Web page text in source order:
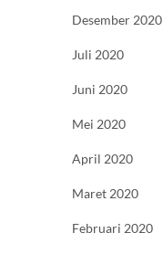
Desember 2020
Juli 2020
Juni 2020
Mei 2020
April 2020
Maret 2020
Februari 2020